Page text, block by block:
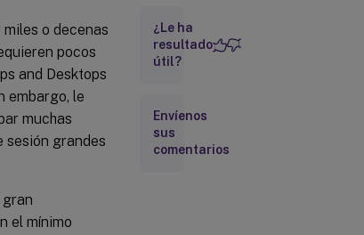
o decenas
pocos
and Desktops
embargo, le
muchas
sesión grandes
gran
el mínimo
datos
Ráfagas
Diseño
con
capacidad
¿Le ha
resultado
útil?
Envíenos
sus
comentarios